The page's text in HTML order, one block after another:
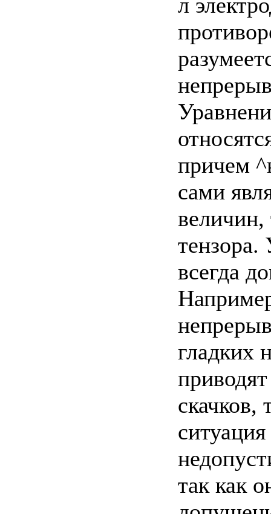
причем
сами
величин,
тензора.
всегда
гладких
так как